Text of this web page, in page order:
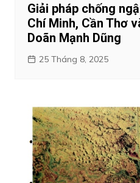
Giải pháp chống
Chí Minh, Cần Thơ
Doãn Mạnh Dũng
25 Tháng 8, 2025